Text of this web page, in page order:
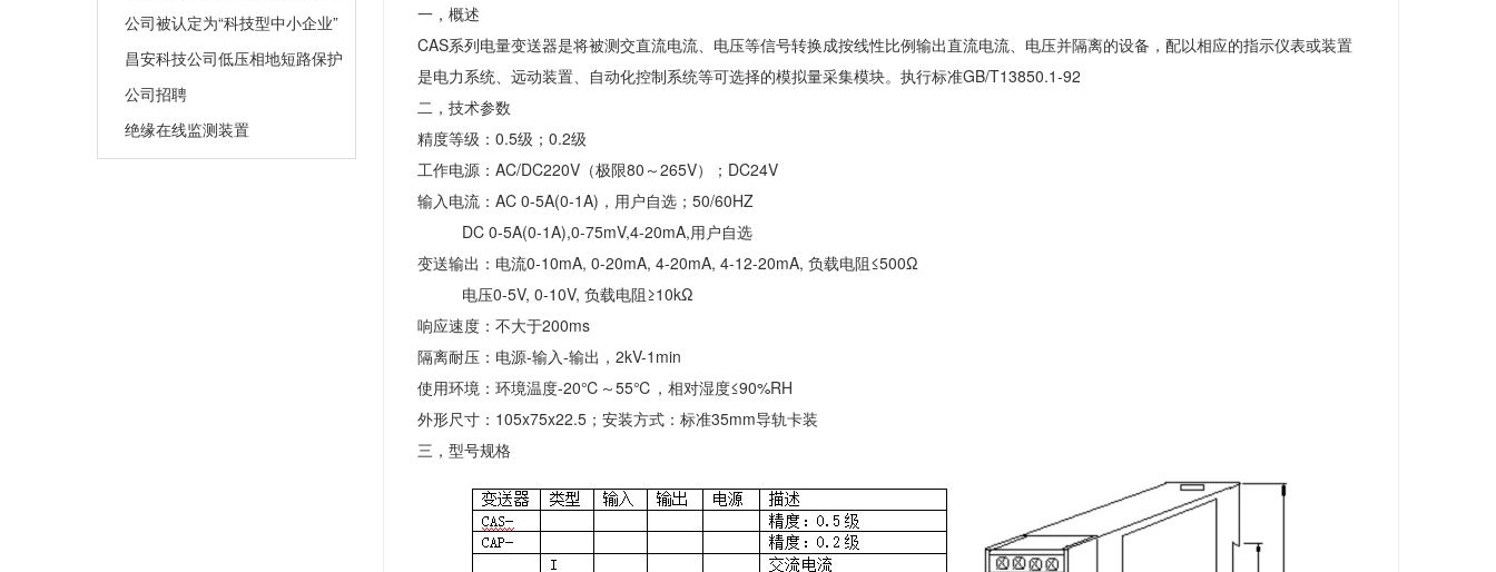
一，概述
CAS系列电量变送器是将被测交直流电流、电压等信号转换成按线性比例输出直流电流、电压并隔离的设备，配以相应的指示仪表或装置
是电力系统、远动装置、自动化控制系统等可选择的模拟量采集模块。执行标准GB/T13850.1-92
二，技术参数
精度等级：0.5级；0.2级
工作电源：AC/DC220V（极限80～265V）；DC24V
输入电流：AC 0-5A(0-1A)，用户自选；50/60HZ
DC 0-5A(0-1A),0-75mV,4-20mA,用户自选
变送输出：电流0-10mA, 0-20mA, 4-20mA, 4-12-20mA, 负载电阻≤500Ω
电压0-5V, 0-10V, 负载电阻≥10kΩ
响应速度：不大于200ms
隔离耐压：电源-输入-输出，2kV-1min
使用环境：环境温度-20℃～55℃，相对湿度≤90%RH
外形尺寸：105x75x22.5；安装方式：标准35mm导轨卡装
三，型号规格
公司被认定为“科技型中小企业”
昌安科技公司低压相地短路保护
公司招聘
绝缘在线监测装置